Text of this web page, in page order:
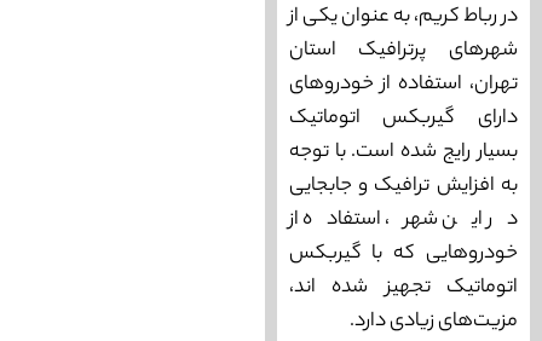
در رباط کریم، به عنوان یکی از
شهرهای پرترافیک استان
تهران، استفاده از خودروهای
دارای گیربکس اتوماتیک
بسیار رایج شده است. با توجه
به افزایش ترافیک و جابجایی
در این شهر، استفاده از
خودروهایی که با گیربکس
اتوماتیک تجهیز شده اند،
مزیت‌های زیادی دارد.